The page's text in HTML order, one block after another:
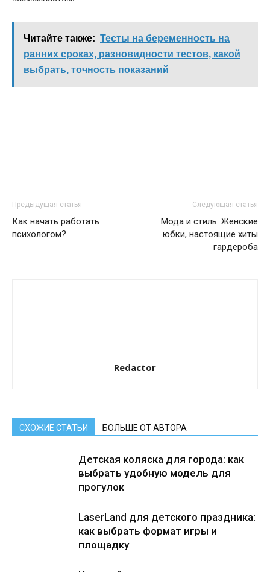
Читайте также: Тесты на беременность на
ранних сроках, разновидности тестов, какой
выбрать, точность показаний
Предыдущая статья
Как начать работать
психологом?
Следующая статья
Мода и стиль: Женские
юбки, настоящие хиты
гардероба
Redactor
СХОЖИЕ СТАТЬИ БОЛЬШЕ ОТ АВТОРА
Детская коляска для города: как
выбрать удобную модель для
прогулок
LaserLand для детского праздника:
как выбрать формат игры и
площадку